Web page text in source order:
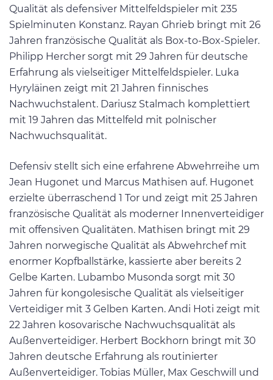
Qualität als defensiver Mittelfeldspieler mit 235
Spielminuten Konstanz. Rayan Ghrieb bringt mit 26
Jahren französische Qualität als Box-to-Box-Spieler.
Philipp Hercher sorgt mit 29 Jahren für deutsche
Erfahrung als vielseitiger Mittelfeldspieler. Luka
Hyryläinen zeigt mit 21 Jahren finnisches
Nachwuchstalent. Dariusz Stalmach komplettiert
mit 19 Jahren das Mittelfeld mit polnischer
Nachwuchsqualität.
Defensiv stellt sich eine erfahrene Abwehrreihe um
Jean Hugonet und Marcus Mathisen auf. Hugonet
erzielte überraschend 1 Tor und zeigt mit 25 Jahren
französische Qualität als moderner Innenverteidiger
mit offensiven Qualitäten. Mathisen bringt mit 29
Jahren norwegische Qualität als Abwehrchef mit
enormer Kopfballstärke, kassierte aber bereits 2
Gelbe Karten. Lubambo Musonda sorgt mit 30
Jahren für kongolesische Qualität als vielseitiger
Verteidiger mit 3 Gelben Karten. Andi Hoti zeigt mit
22 Jahren kosovarische Nachwuchsqualität als
Außenverteidiger. Herbert Bockhorn bringt mit 30
Jahren deutsche Erfahrung als routinierter
Außenverteidiger. Tobias Müller, Max Geschwill und